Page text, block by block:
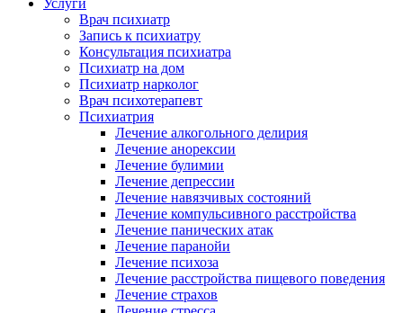
Услуги
Врач психиатр
Запись к психиатру
Консультация психиатра
Психиатр на дом
Психиатр нарколог
Врач психотерапевт
Психиатрия
Лечение алкогольного делирия
Лечение анорексии
Лечение булимии
Лечение депрессии
Лечение навязчивых состояний
Лечение компульсивного расстройства
Лечение панических атак
Лечение паранойи
Лечение психоза
Лечение расстройства пищевого поведения
Лечение страхов